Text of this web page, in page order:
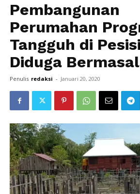
Pembangunan
Perumahan
Tangguh di
Diduga
Penulis redaksi - Januari 20, 2020